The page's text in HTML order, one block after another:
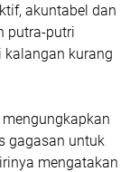
akuntabel dan
putra-putri
kurang
mengungkapkan
gagasan untuk
mengatakan